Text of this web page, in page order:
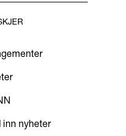
inn nyheter